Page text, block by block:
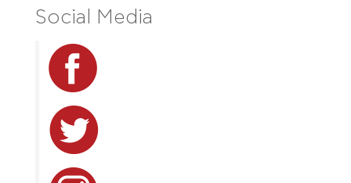
Social Media